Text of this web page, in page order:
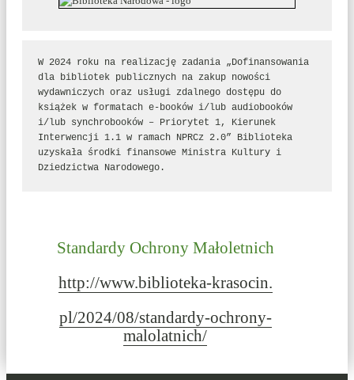
W 2024 roku na realizację zadania „Dofinansowania
dla bibliotek publicznych na zakup nowości
wydawniczych oraz usługi zdalnego dostępu do
książek w formatach e-booków i/lub audiobooków
i/lub synchrobooków – Priorytet 1, Kierunek
Interwencji 1.1 w ramach NPRCz 2.0” Biblioteka
uzyskała środki finansowe Ministra Kultury i
Dziedzictwa Narodowego.
Standardy Ochrony Małoletnich
http://www.biblioteka-krasocin.
pl/2024/08/standardy-ochrony-
malolatnich/